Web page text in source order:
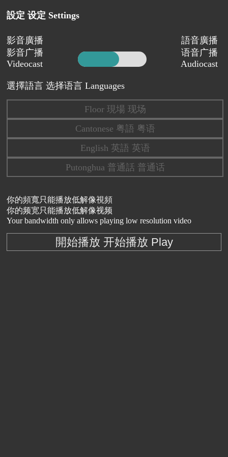
設定 设定 Settings
影音廣播
影音广播
Videocast
語音廣播
语音广播
Audiocast
選擇語言 选择语言 Languages
Floor 現場 现场
Cantonese 粤語 粤语
English 英語 英语
Putonghua 普通話 普通话
你的頻寬只能播放低解像視頻
你的频宽只能播放低解像视频
Your bandwidth only allows playing low resolution video
開始播放 开始播放 Play